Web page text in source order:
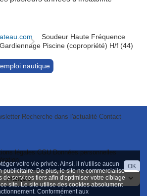
votre vie privée. Ainsi, il n'utilise aucun
publicitaire. De plus, le site ne commercialise
de services tiers afin d'optimiser votre ciblage
site. Le site utilise des cookies absolument
Conformément aux
OK
Soudeur Haute Fréquence
Gardiennage Piscine (copropriété) H/f (44)
nautique
Recherche dans l'actualité Contact
légales CGU Données personnelles